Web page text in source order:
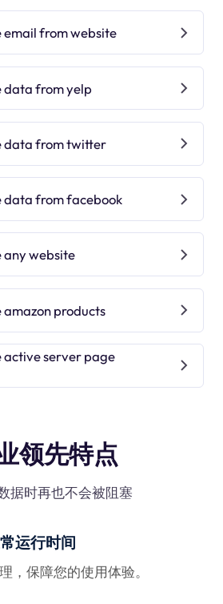
email from website
data from yelp
data from twitter
data from facebook
any website
amazon products
active server page
领先特点
据时再也不会被阻塞
运行时间
，保障您的使用体验。